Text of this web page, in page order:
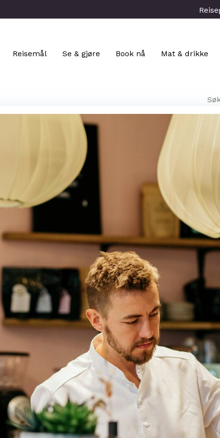
Reisemål Se & gjøre Book nå Mat & drikke